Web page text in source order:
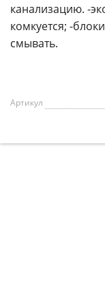
канализацию. -
комкуется; -
смывать.
Артикул